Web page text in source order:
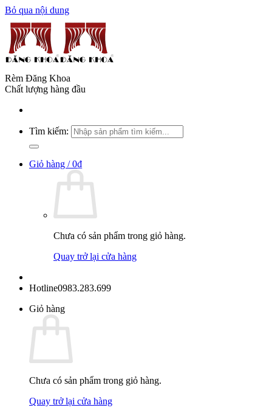
Bỏ qua nội dung
Rèm Đăng Khoa
Chất lượng hàng đầu
Tìm kiếm:
Giỏ hàng /0₫
Chưa có sản phẩm trong giỏ hàng.
Quay trở lại cửa hàng
Hotline0983.283.699
Giỏ hàng
Chưa có sản phẩm trong giỏ hàng.
Quay trở lại cửa hàng